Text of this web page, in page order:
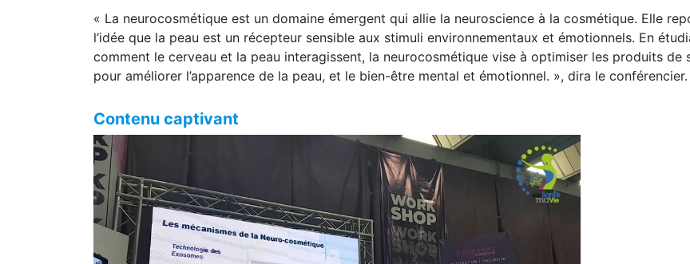
« La neurocosmétique est un domaine émergent qui allie la neuroscience à la cosmétique. Elle
l’idée que la peau est un récepteur sensible aux stimuli environnementaux et émotionnels. En
comment le cerveau et la peau interagissent, la neurocosmétique vise à optimiser les produits de
pour améliorer l’apparence de la peau, et le bien-être mental et émotionnel. », dira le conférencier.
Contenu captivant